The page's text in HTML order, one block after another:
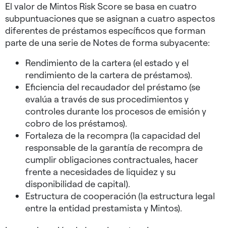
El valor de Mintos Risk Score se basa en cuatro
subpuntuaciones que se asignan a cuatro aspectos
diferentes de préstamos específicos que forman
parte de una serie de Notes de forma subyacente:
Rendimiento de la cartera (el estado y el
rendimiento de la cartera de préstamos).
Eficiencia del recaudador del préstamo (se
evalúa a través de sus procedimientos y
controles durante los procesos de emisión y
cobro de los préstamos).
Fortaleza de la recompra (la capacidad del
responsable de la garantía de recompra de
cumplir obligaciones contractuales, hacer
frente a necesidades de liquidez y su
disponibilidad de capital).
Estructura de cooperación (la estructura legal
entre la entidad prestamista y Mintos).